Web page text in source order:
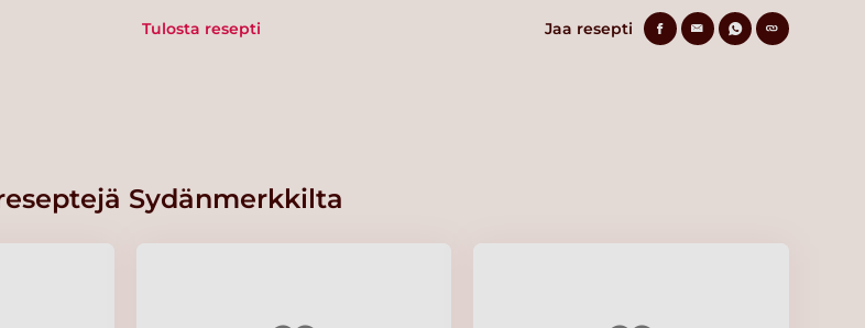
Tulosta resepti Jaa resepti
Sydänmerkkilta